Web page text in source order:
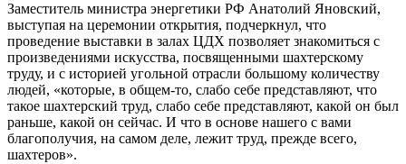
Заместитель министра энергетики РФ Анатолий Яновский,
выступая на церемонии открытия, подчеркнул, что
проведение выставки в залах ЦДХ позволяет знакомиться с
произведениями искусства, посвященными шахтерскому
труду, и с историей угольной отрасли большому количеству
людей, «которые, в общем-то, слабо себе представляют, что
такое шахтерский труд, слабо себе представляют, какой он был
раньше, какой он сейчас. И что в основе нашего с вами
благополучия, на самом деле, лежит труд, прежде всего,
шахтеров».